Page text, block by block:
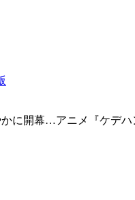
に開幕…アニメ『ケデ